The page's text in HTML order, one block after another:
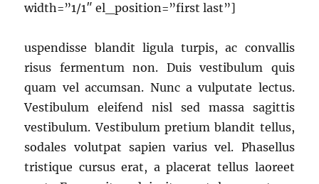
width=”1/1″ el_position=”first last”]
uspendisse blandit ligula turpis, ac convallis
risus fermentum non. Duis vestibulum quis
quam vel accumsan. Nunc a vulputate lectus.
Vestibulum eleifend nisl sed massa sagittis
vestibulum. Vestibulum pretium blandit tellus,
sodales volutpat sapien varius vel. Phasellus
tristique cursus erat, a placerat tellus laoreet